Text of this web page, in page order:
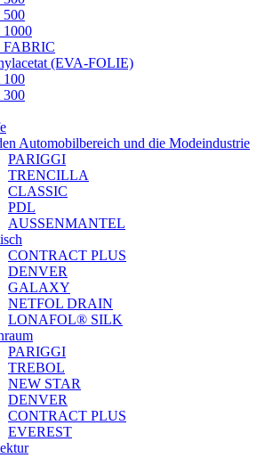
500
FABRIC
(EVA-FOLIE)
100
300
Automobilbereich und die Modeindustrie
PARIGGI
TRENCILLA
CLASSIC
PDL
AUSSENMANTEL
CONTRACT PLUS
DENVER
GALAXY
NETFOL DRAIN
LONAFOL® SILK
PARIGGI
TREBOL
NEW STAR
DENVER
CONTRACT PLUS
EVEREST